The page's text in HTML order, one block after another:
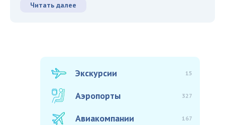
Читать далее
Экскурсии 15
Аэропорты 327
Авиакомпании 167